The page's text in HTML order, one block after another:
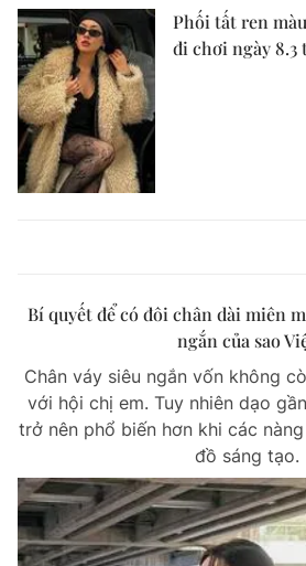
Phối tất ren
đi chơi ngày 8.3
Bí quyết để có đôi chân dài miên
ngắn của sao
Chân váy siêu ngắn vốn không
với hội chị em. Tuy nhiên dạo
trở nên phổ biến hơn khi các
đồ sáng tạo.